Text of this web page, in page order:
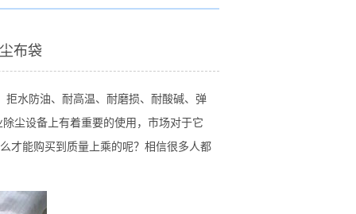
布袋
拒水防油、耐高温、耐磨损、耐酸碱、弹
尘设备上有着重要的使用，市场对于它
才能购买到 质量上乘的呢？相信很多人都